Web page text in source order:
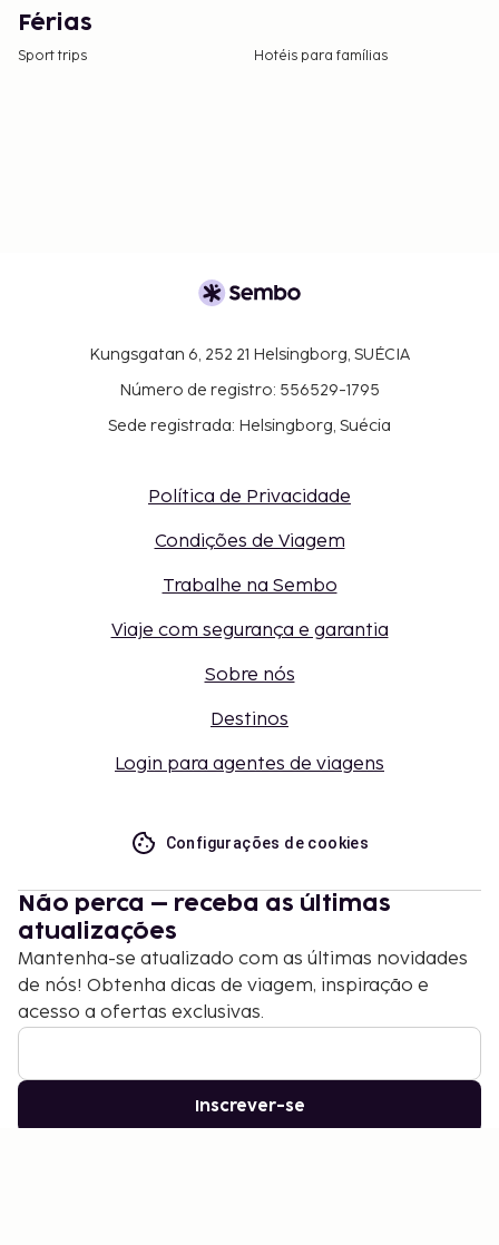
Férias
Sport trips Hotéis para famílias
Kungsgatan 6, 252 21 Helsingborg, SUÉCIA
Número de registro: 556529-1795
Sede registrada: Helsingborg, Suécia
Política de Privacidade
Condições de Viagem
Trabalhe na Sembo
Viaje com segurança e garantia
Sobre nós
Destinos
Login para agentes de viagens
Configurações de cookies
Não perca – receba as últimas
atualizações
Mantenha-se atualizado com as últimas novidades
de nós! Obtenha dicas de viagem, inspiração e
acesso a ofertas exclusivas.
Inscrever-se